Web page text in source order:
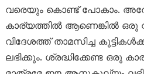
വരെയും കൊണ്ട് പോകാം.
കാര്യത്തിൽ ആണെങ്കിൽ ഒരു
വിദേശത്ത് താമസിച്ച
ലഭിക്കും. ശ്രദ്ധിക്കേണ്ട ഒരു